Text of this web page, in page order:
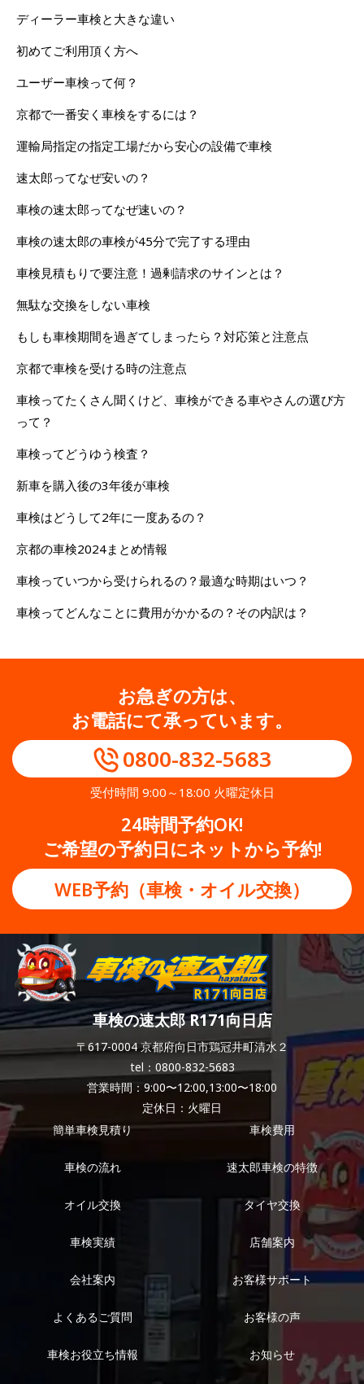
ディーラー車検と大きな違い
初めてご利用頂く方へ
ユーザー車検って何？
京都で一番安く車検をするには？
運輸局指定の指定工場だから安心の設備で車検
速太郎ってなぜ安いの？
車検の速太郎ってなぜ速いの？
車検の速太郎の車検が45分で完了する理由
車検見積もりで要注意！過剰請求のサインとは？
無駄な交換をしない車検
もしも車検期間を過ぎてしまったら？対応策と注意点
京都で車検を受ける時の注意点
車検ってたくさん聞くけど、車検ができる車やさんの選び方
って？
車検ってどうゆう検査？
新車を購入後の3年後が車検
車検はどうして2年に一度あるの？
京都の車検2024まとめ情報
車検っていつから受けられるの？最適な時期はいつ？
車検ってどんなことに費用がかかるの？その内訳は？
お急ぎの方は、
お電話にて承っています。
0800-832-5683
受付時間 9:00～18:00 火曜定休日
24時間予約OK!
ご希望の予約日にネットから予約!
WEB予約（車検・オイル交換）
車検の速太郎 R171向日店
〒617-0004 京都府向日市鶏冠井町清水２
tel：0800-832-5683
営業時間：9:00〜12:00,13:00〜18:00
定休日：火曜日
簡単車検見積り
車検費用
車検の流れ 速太郎車検の特徴
オイル交換 タイヤ交換
車検実績 店舗案内
会社案内 お客様サポート
よくあるご質問 お客様の声
車検お役立ち情報 お知らせ